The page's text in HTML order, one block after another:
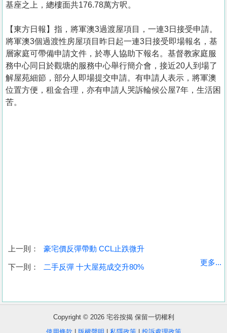
收
盤
基座之上，總樓面共176.78萬方呎。
【東方日報】指，將軍澳3過渡屋項目，一連3日接受申請。
將軍澳3個過渡性房屋項目昨日起一連3日接受即場報名，基
層家庭可帶備申請文件，於專人協助下報名。基督教家庭服
務中心同日於觀塘的服務中心舉行簡介會，接近20人到場了
解屋苑細節，部分人即場提交申請。有申請人表示，將軍澳
位置方便，租金合理，亦有申請人哭訴輪候公屋7年，生活困
苦。
上一則： 豪宅價反彈帶動 CCL止跌微升
下一則： 二手反彈 十大屋苑成交升80%
更多...
Copyright © 2026 宅谷按揭 保留一切權利